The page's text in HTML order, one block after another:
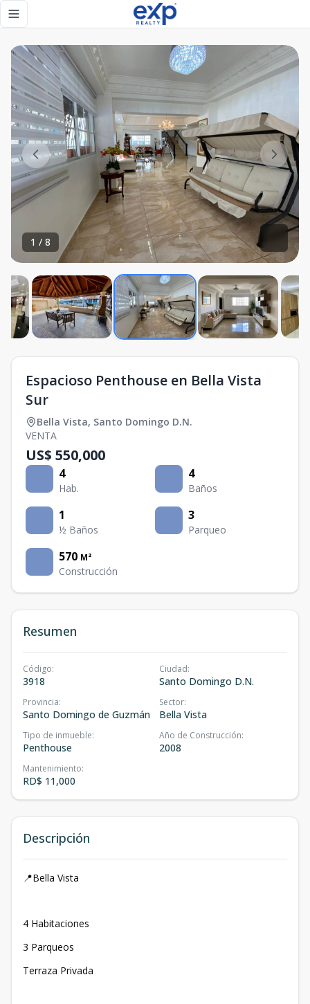
Toggle navigation menu
1 / 8
Espacioso Penthouse en Bella Vista
Sur
Bella Vista, Santo Domingo D.N.
VENTA
US$ 550,000
4
Hab.
4
Baños
1
½ Baños
3
Parqueo
570 M²
Construcción
Resumen
Código:
3918
Ciudad:
Santo Domingo D.N.
Provincia:
Santo Domingo de Guzmán
Sector:
Bella Vista
Tipo de inmueble:
Penthouse
Año de Construcción:
2008
Mantenimiento:
RD$ 11,000
Descripción
📍Bella Vista
4 Habitaciones
3 Parqueos
Terraza Privada
Espacioso Penthouse en Bella Vista Sur - eXp Realty